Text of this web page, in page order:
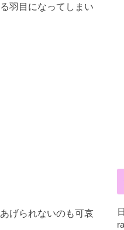
羽目になってしまい
げられないのも可哀